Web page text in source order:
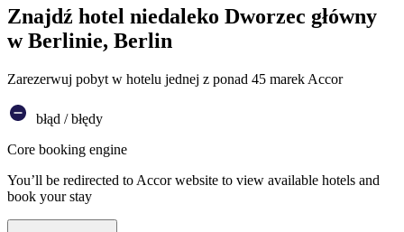
Znajdź hotel niedaleko Dworzec główny
w Berlinie, Berlin
Zarezerwuj pobyt w hotelu jednej z ponad 45 marek Accor
błąd / błędy
Core booking engine
You’ll be redirected to Accor website to view available hotels and
book your stay